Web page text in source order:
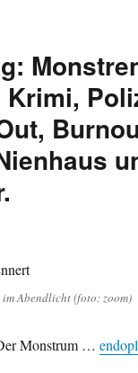
viel
Von
der
den
Krimi,
Abendlicht (foto: zoom)
Monstrum …